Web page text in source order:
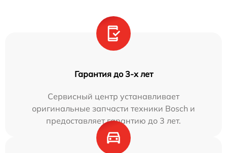
Гарантия до 3-х лет
Сервисный центр устанавливает
оригинальные запчасти техники Bosch и
предоставляет гарантию до 3 лет.